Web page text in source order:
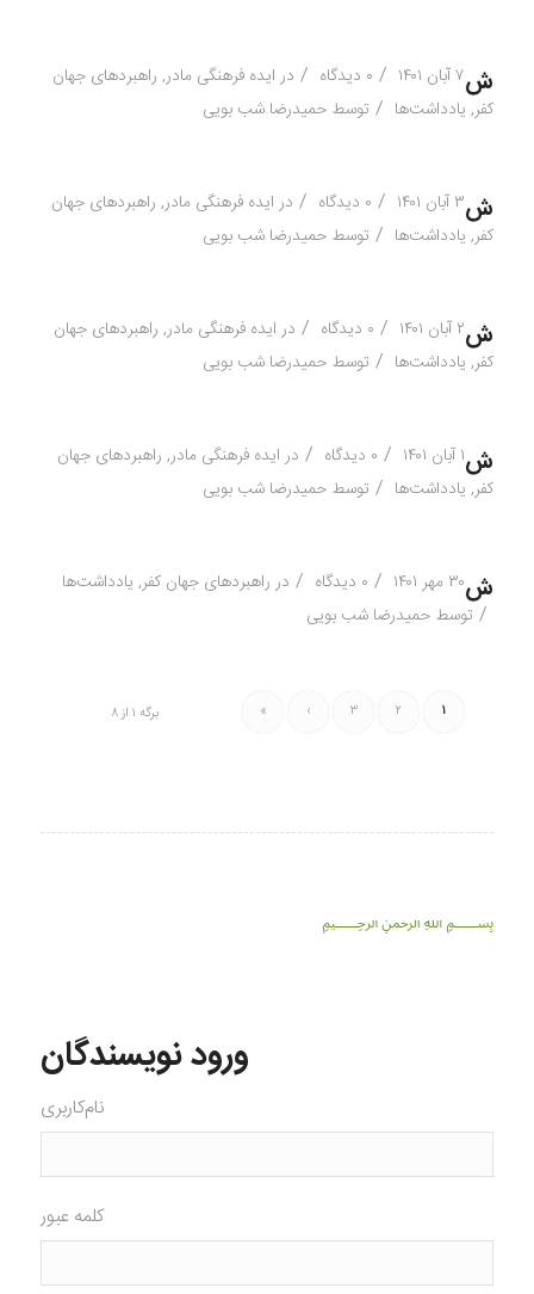
ش۷ آبان ۱۴۰۱ / ۰ دیدگاه / در ایده فرهنگی مادر, راهبردهای جهان
کفر, یادداشت‌ها / توسط حمیدرضا شب بویی
ش۳ آبان ۱۴۰۱ / ۰ دیدگاه / در ایده فرهنگی مادر, راهبردهای جهان
کفر, یادداشت‌ها / توسط حمیدرضا شب بویی
ش۲ آبان ۱۴۰۱ / ۰ دیدگاه / در ایده فرهنگی مادر, راهبردهای جهان
کفر, یادداشت‌ها / توسط حمیدرضا شب بویی
ش۱ آبان ۱۴۰۱ / ۰ دیدگاه / در ایده فرهنگی مادر, راهبردهای جهان
کفر, یادداشت‌ها / توسط حمیدرضا شب بویی
ش۳۰ مهر ۱۴۰۱ / ۰ دیدگاه / در راهبردهای جهان کفر, یادداشت‌ها
/ توسط حمیدرضا شب بویی
برگه ۱ از ۸ ۱ ۲ ۳ ›
»
﷽
ورود نویسندگان
نام‌کاربری
کلمه عبور